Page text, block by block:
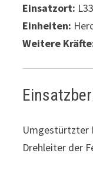
Einsatzort:
Einheiten:
Weitere
Umgestürtzter
Drehleiter der